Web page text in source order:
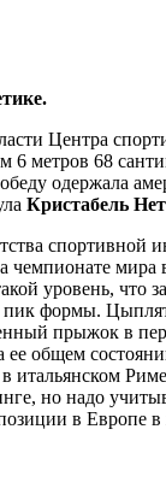
Центра
6 метров 68
одержала
Кристабель
спортивной
чемпионате
уровень,
формы.
прыжок в
ее общем
но надо
в Европе